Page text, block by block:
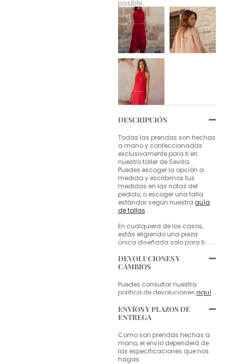
posible.
DESCRIPCIÓN
Todas las prendas son hechas
a mano y confeccionadas
exclusivamente para ti en
nuestro taller de Sevilla.
Puedes escoger la opción a
medida y escribirnos tus
medidas en las notas del
pedido, o escoger una talla
estándar según nuestra guía
de tallas.
En cualquiera de los casos,
estás eligiendo una pieza
única diseñada solo para ti.
DEVOLUCIONES Y
CAMBIOS
Puedes consultar nuestra
política de devolucionesaquí.
ENVÍOS Y PLAZOS DE
ENTREGA
Como son prendas hechas a
mano, el envío dependerá de
las especificaciones que nos
hagas.